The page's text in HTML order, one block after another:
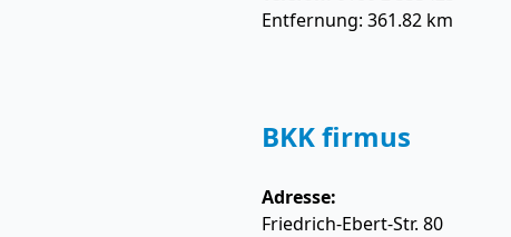
Entfernung: 361.82 km
BKK firmus
Adresse:
Friedrich-Ebert-Str. 80